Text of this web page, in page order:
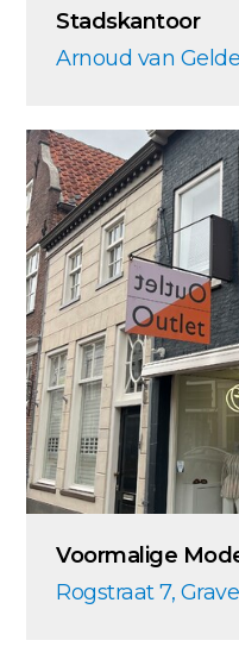
Stadskantoor
Arnoud van
Voormalige
Rogstraat 7, Grave